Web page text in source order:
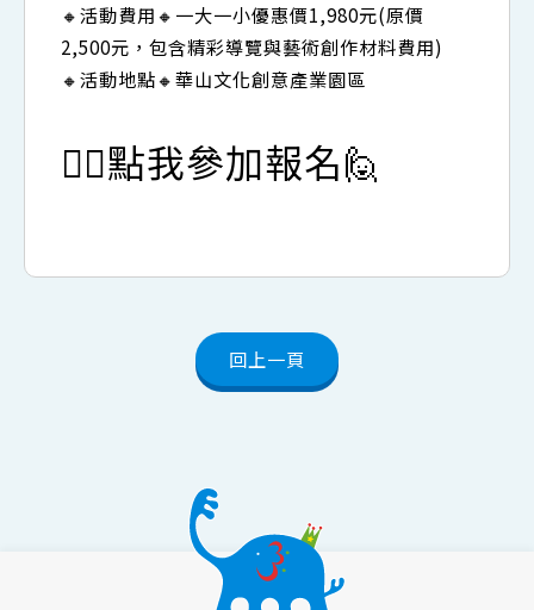
🔸活動費用🔸一大一小優惠價1,980元(原價
2,500元，包含精彩導覽與藝術創作材料費用)
🔸活動地點🔸華山文化創意產業園區
🙋‍♂️點我參加報名🙋
回上一頁